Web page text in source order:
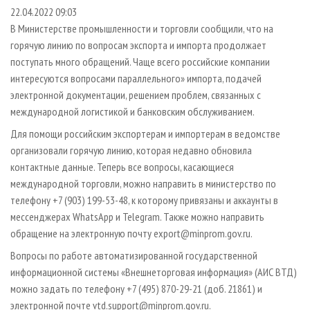
СУШКА ДРЕВЕСИНЫ
ПРОИЗВОДСТВО ДРЕВЕСНЫХ ПЛИТ
ДЕРЕВЯННОЕ ДОМОСТРОЕНИЕ
ПРОИЗВОДСТВО МЕБЕЛИ
БИОЭНЕРГЕТИКА
ИНСТРУМЕНТ И МАТЕРИАЛЫ
ПЕРСОНЫ
МОБИЛЬНЫЕ ВЫСТАВКИ
ОФИЦИАЛЬНЫЕ ДЕЛЕГАЦИИ
ПРИОРИТЕТНЫЕ ИНВЕСТПРОЕКТЫ
RUSSIAN FORESTRY REVIEW
БИБЛИОТЕКА СПЕЦИАЛИСТА
КОНТАКТЫ
РЕКЛАМА
РЕКЛАМА НА САЙТЕ
22.04.2022 09:03
В Министерстве промышленности и торговли сообщили, что на
горячую линию по вопросам экспорта и импорта продолжает
поступать много обращений. Чаще всего российские компании
интересуются вопросами параллельного» импорта, подачей
электронной документации, решением проблем, связанных с
международной логистикой и банковским обслуживанием.
Для помощи российским экспортерам и импортерам в ведомстве
организовали горячую линию, которая недавно обновила
контактные данные. Теперь все вопросы, касающиеся
международной торговли, можно направить в министерство по
телефону +7 (903) 199-53-48, к которому привязаны и аккаунты в
мессенджерах WhatsApp и Telegram. Также можно направить
обращение на электронную почту export@minprom.gov.ru.
Вопросы по работе автоматизированной государственной
информационной системы «Внешнеторговая информация» (АИС ВТД)
можно задать по телефону +7 (495) 870-29-21 (доб. 21861) и
электронной почте vtd.support@minprom.gov.ru.